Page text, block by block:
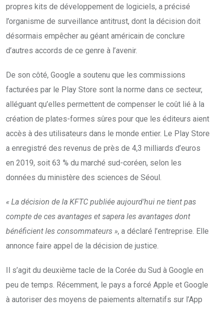
propres kits de développement de logiciels, a précisé
l’organisme de surveillance antitrust, dont la décision doit
désormais empêcher au géant américain de conclure
d’autres accords de ce genre à l’avenir.
De son côté, Google a soutenu que les commissions
facturées par le Play Store sont la norme dans ce secteur,
alléguant qu’elles permettent de compenser le coût lié à la
création de plates-formes sûres pour que les éditeurs aient
accès à des utilisateurs dans le monde entier. Le Play Store
a enregistré des revenus de près de 4,3 milliards d’euros
en 2019, soit 63 % du marché sud-coréen, selon les
données du ministère des sciences de Séoul.
« La décision de la KFTC publiée aujourd’hui ne tient pas
compte de ces avantages et sapera les avantages dont
bénéficient les consommateurs », a déclaré l’entreprise. Elle
annonce faire appel de la décision de justice.
Il s’agit du deuxième tacle de la Corée du Sud à Google en
peu de temps. Récemment, le pays a forcé Apple et Google
à autoriser des moyens de paiements alternatifs sur l’App